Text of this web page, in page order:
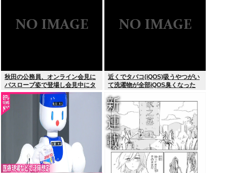
秋田の公務員、オンライン会見に
バスローブ姿で登場し会見中にタ
バコを吸う←あのさあ！
近くでタバコ(iQOS)吸うやつがい
て洗濯物が全部iQOS臭くなった